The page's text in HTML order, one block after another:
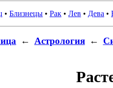
• Близнецы • Рак • Лев • Дева •
← Астрология←